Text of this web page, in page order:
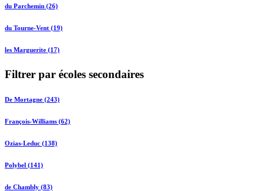
du Parchemin (26)
du Tourne-Vent (19)
les Marguerite (17)
Filtrer par écoles secondaires
De Mortagne (243)
François-Williams (62)
Ozias-Leduc (138)
Polybel (141)
de Chambly (83)